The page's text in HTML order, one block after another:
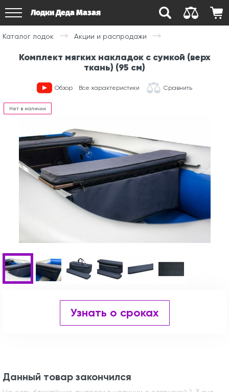
Лодки Деда Мазая
Каталог лодок Акции и распродажи
Комплект мягких накладок с сумкой (верх
ткань) (95 см)
Обзор Все характеристики Сравнить
Нет в наличии
Узнать о сроках
Данный товар закончился